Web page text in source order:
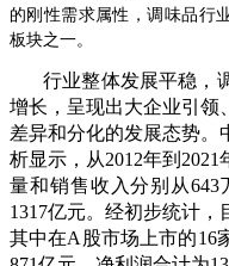
的刚性需求属性，调味品行
板块之一。
行业整体发展平稳，
增长，呈现出大企业引领
差异和分化的发展态势。
析显示，从2012年到
量和销售收入分别从643
1317亿元。经初步统计，
其中在A股市场上市的16